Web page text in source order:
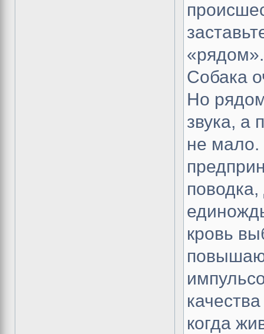
«рядом».
Собака
Но
звука, а
не мало.
кровь
когда